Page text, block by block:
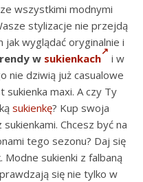
wszystkimi modnymi
stylizacje nie przejdą
jak wyglądać oryginalnie i
w sukienkach
i w
nie dziwią już casualowe
maxi. A czy Ty
sukienkę? Kup swoja
sukienkami. Chcesz być na
tego sezonu? Daj się
Modne sukienki z falbaną
się nie tylko w